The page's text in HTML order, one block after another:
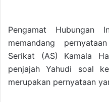
Pengamat Hubungan
memandang
Serikat (AS) Kamala
penjajah Yahudi soal
merupakan pernyataan